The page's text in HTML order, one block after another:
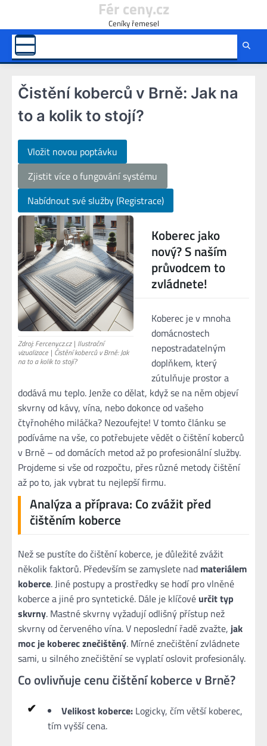
content
Fér ceny.cz
Ceníky řemesel
Čistění koberců v Brně: Jak na
to a kolik to stojí?
Vložit novou poptávku
Zjistit více o fungování systému
Nabídnout své služby (Registrace)
Zdroj: Ferceny.cz.cz | Ilustrační
vizualizace | Čistění koberců v Brně: Jak
na to a kolik to stojí?
Koberec jako
nový? S naším
průvodcem to
zvládnete!
Koberec je v mnoha
domácnostech
nepostradatelným
doplňkem, který
zútulňuje prostor a
dodává mu teplo. Jenže co dělat, když se na něm objeví
skvrny od kávy, vína, nebo dokonce od vašeho
čtyřnohého miláčka? Nezoufejte! V tomto článku se
podíváme na vše, co potřebujete vědět o čištění koberců
v Brně – od domácích metod až po profesionální služby.
Projdeme si vše od rozpočtu, přes různé metody čištění
až po to, jak vybrat tu nejlepší firmu.
Analýza a příprava: Co zvážit před
čištěním koberce
Než se pustíte do čištění koberce, je důležité zvážit
několik faktorů. Především se zamyslete nad materiálem
koberce. Jiné postupy a prostředky se hodí pro vlněné
koberce a jiné pro syntetické. Dále je klíčové určit typ
skvrny. Mastné skvrny vyžadují odlišný přístup než
skvrny od červeného vína. V neposlední řadě zvažte, jak
moc je koberec znečištěný. Mírné znečištění zvládnete
sami, u silného znečištění se vyplatí oslovit profesionály.
Co ovlivňuje cenu čištění koberce v Brně?
Velikost koberce: Logicky, čím větší koberec,
tím vyšší cena.